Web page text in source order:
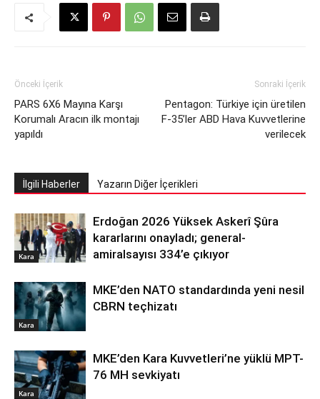
Önceki İçerik
PARS 6X6 Mayına Karşı
Korumalı Aracın ilk montajı
yapıldı
Sonraki İçerik
Pentagon: Türkiye için üretilen
F-35’ler ABD Hava Kuvvetlerine
verilecek
İlgili Haberler Yazarın Diğer İçerikleri
Kara
Erdoğan 2026 Yüksek Askerî Şûra
kararlarını onayladı; general-
amiralsayısı 334’e çıkıyor
Kara
MKE’den NATO standardında yeni nesil
CBRN teçhizatı
Kara
MKE’den Kara Kuvvetleri’ne yüklü MPT-
76 MH sevkiyatı